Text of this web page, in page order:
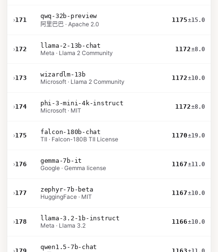
›171
qwq-32b-preview
阿里巴巴 · Apache 2.0
1175±15.0
›172
llama-2-13b-chat
Meta · Llama 2 Community
1172±8.0
›173
wizardlm-13b
Microsoft · Llama 2 Community
1172±10.0
›174
phi-3-mini-4k-instruct
Microsoft · MIT
1172±8.0
›175
falcon-180b-chat
TII · Falcon-180B TII License
1170±19.0
›176
gemma-7b-it
Google · Gemma license
1167±11.0
›177
zephyr-7b-beta
HuggingFace · MIT
1167±10.0
›178
llama-3.2-1b-instruct
Meta · Llama 3.2
1166±10.0
qwen1.5-7b-chat